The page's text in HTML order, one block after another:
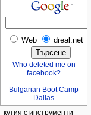
Web dreal.net
Who deleted me on
facebook?
Bulgarian Boot Camp
Dallas
кутия с инструменти